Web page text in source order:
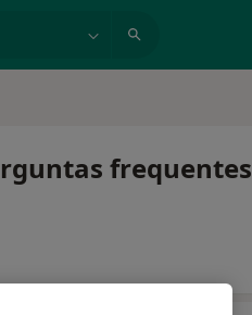
frequentes